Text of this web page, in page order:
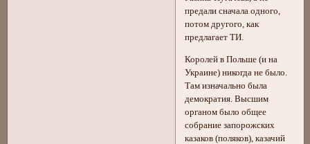
предали сначала одного,
потом другого, как
предлагает ТИ.
Королей в Польше (и на
Украине) никогда не было.
Там изначально была
демократия. Высшим
органом было общее
собрание запорожских
казаков (поляков), казачий